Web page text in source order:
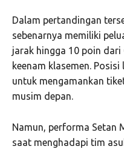
Dalam pertandingan
sebenarnya memiliki
jarak hingga 10 poin dari
keenam klasemen.
untuk mengamankan
musim depan.
Namun, performa Setan
saat menghadapi tim